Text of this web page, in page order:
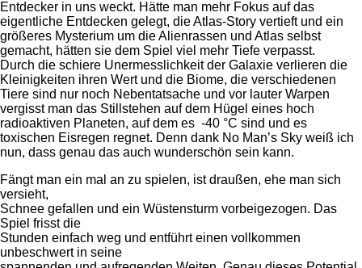
Entdecker in uns weckt. Hätte man mehr Fokus auf das
eigentliche Entdecken gelegt, die Atlas-Story vertieft und ein
größeres Mysterium um die Alienrassen und Atlas selbst
gemacht, hätten sie dem Spiel viel mehr Tiefe verpasst.
Durch die schiere Unermesslichkeit der Galaxie verlieren die
Kleinigkeiten ihren Wert und die Biome, die verschiedenen
Tiere sind nur noch Nebentatsache und vor lauter Warpen
vergisst man das Stillstehen auf dem Hügel eines hoch
radioaktiven Planeten, auf dem es -40 °C sind und es
toxischen Eisregen regnet. Denn dank No Man’s Sky weiß ich
nun, dass genau das auch wunderschön sein kann.
Fängt man ein mal an zu spielen, ist draußen, ehe man sich
versieht,
Schnee gefallen und ein Wüstensturm vorbeigezogen. Das
Spiel frisst die
Stunden einfach weg und entführt einen vollkommen
unbeschwert in seine